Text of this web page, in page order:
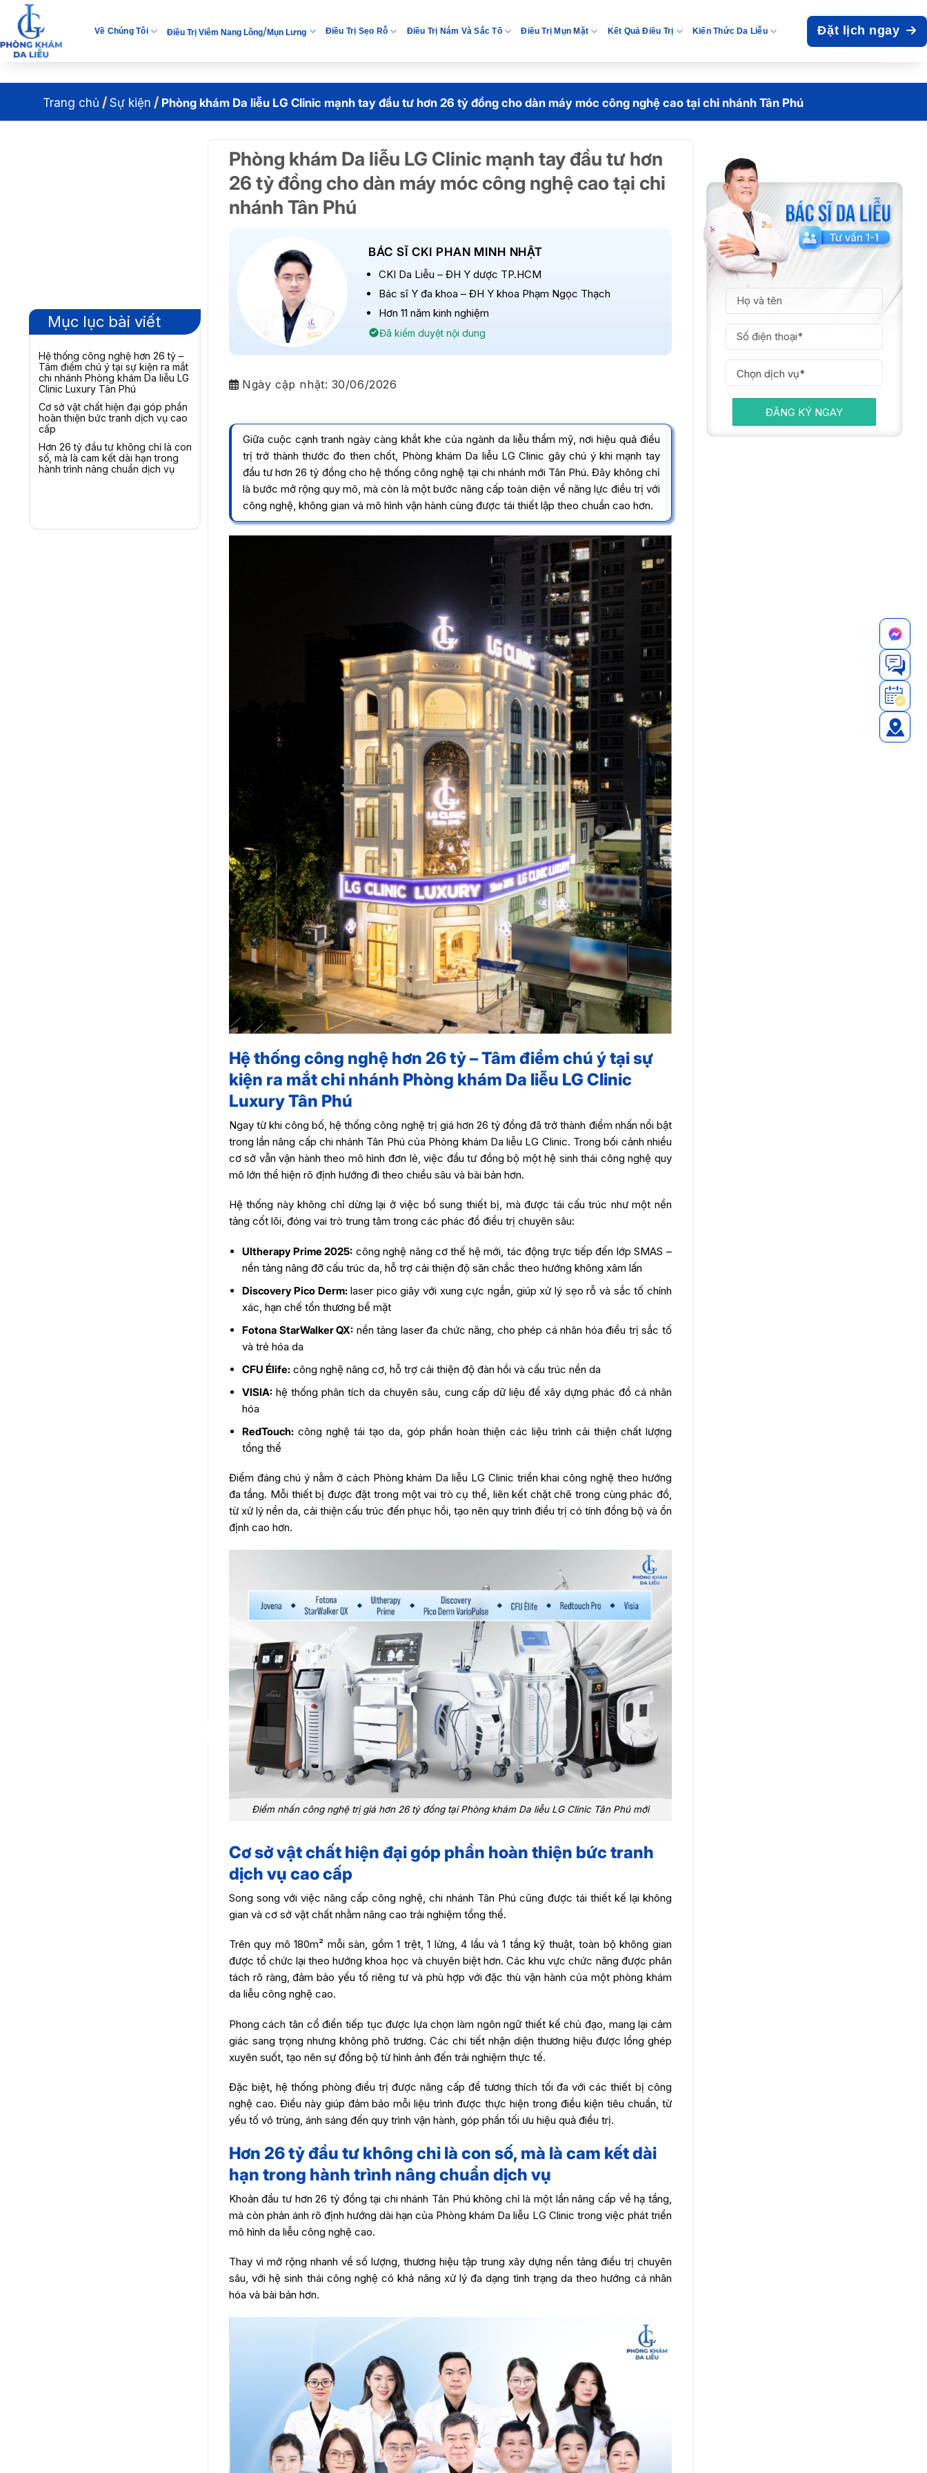
qua
nội
dung
Về Chúng Tôi Điều Trị Viêm Nang Lông/Mụn Lưng Điều Trị Sẹo Rỗ Điều Trị Nám Và Sắc Tố Điều Trị Mụn Mặt Kết Quả Điều Trị Kiến Thức Da Liễu Đặt lịch ngay
Trang chủ /Sự kiện / Phòng khám Da liễu LG Clinic mạnh tay đầu tư hơn 26 tỷ đồng cho dàn máy móc công nghệ cao tại chi nhánh Tân Phú
Mục lục bài viết
Hệ thống công nghệ hơn 26 tỷ –
Tâm điểm chú ý tại sự kiện ra mắt
chi nhánh Phòng khám Da liễu LG
Clinic Luxury Tân Phú
Cơ sở vật chất hiện đại góp phần
hoàn thiện bức tranh dịch vụ cao
cấp
Hơn 26 tỷ đầu tư không chỉ là con
số, mà là cam kết dài hạn trong
hành trình nâng chuẩn dịch vụ
Phòng khám Da liễu LG Clinic mạnh tay đầu tư hơn
26 tỷ đồng cho dàn máy móc công nghệ cao tại chi
nhánh Tân Phú
BÁC SĨ CKI PHAN MINH NHẬT
CKI Da Liễu – ĐH Y dược TP.HCM
Bác sĩ Y đa khoa – ĐH Y khoa Phạm Ngọc Thạch
Hơn 11 năm kinh nghiệm
Đã kiểm duyệt nội dung
Ngày cập nhật: 30/06/2026
Giữa cuộc cạnh tranh ngày càng khắt khe của ngành da liễu thẩm mỹ, nơi hiệu quả điều
trị trở thành thước đo then chốt, Phòng khám Da liễu LG Clinic gây chú ý khi mạnh tay
đầu tư hơn 26 tỷ đồng cho hệ thống công nghệ tại chi nhánh mới Tân Phú. Đây không chỉ
là bước mở rộng quy mô, mà còn là một bước nâng cấp toàn diện về năng lực điều trị với
công nghệ, không gian và mô hình vận hành cùng được tái thiết lập theo chuẩn cao hơn.
Hệ thống công nghệ hơn 26 tỷ – Tâm điểm chú ý tại sự
kiện ra mắt chi nhánh Phòng khám Da liễu LG Clinic
Luxury Tân Phú
Ngay từ khi công bố, hệ thống công nghệ trị giá hơn 26 tỷ đồng đã trở thành điểm nhấn nổi bật
trong lần nâng cấp chi nhánh Tân Phú của Phòng khám Da liễu LG Clinic. Trong bối cảnh nhiều
cơ sở vẫn vận hành theo mô hình đơn lẻ, việc đầu tư đồng bộ một hệ sinh thái công nghệ quy
mô lớn thể hiện rõ định hướng đi theo chiều sâu và bài bản hơn.
Hệ thống này không chỉ dừng lại ở việc bổ sung thiết bị, mà được tái cấu trúc như một nền
tảng cốt lõi, đóng vai trò trung tâm trong các phác đồ điều trị chuyên sâu:
Ultherapy Prime 2025: công nghệ nâng cơ thế hệ mới, tác động trực tiếp đến lớp SMAS –
nền tảng nâng đỡ cấu trúc da, hỗ trợ cải thiện độ săn chắc theo hướng không xâm lấn
Discovery Pico Derm:laser pico giây với xung cực ngắn, giúp xử lý sẹo rỗ và sắc tố chính
xác, hạn chế tổn thương bề mặt
Fotona StarWalker QX: nền tảng laser đa chức năng, cho phép cá nhân hóa điều trị sắc tố
và trẻ hóa da
CFU Élife: công nghệ nâng cơ, hỗ trợ cải thiện độ đàn hồi và cấu trúc nền da
VISIA: hệ thống phân tích da chuyên sâu, cung cấp dữ liệu để xây dựng phác đồ cá nhân
hóa
RedTouch: công nghệ tái tạo da, góp phần hoàn thiện các liệu trình cải thiện chất lượng
tổng thể
Điểm đáng chú ý nằm ở cách Phòng khám Da liễu LG Clinic triển khai công nghệ theo hướng
đa tầng. Mỗi thiết bị được đặt trong một vai trò cụ thể, liên kết chặt chẽ trong cùng phác đồ,
từ xử lý nền da, cải thiện cấu trúc đến phục hồi, tạo nên quy trình điều trị có tính đồng bộ và ổn
định cao hơn.
Điểm nhấn công nghệ trị giá hơn 26 tỷ đồng tại Phòng khám Da liễu LG Clinic Tân Phú mới
Cơ sở vật chất hiện đại góp phần hoàn thiện bức tranh
dịch vụ cao cấp
Song song với việc nâng cấp công nghệ, chi nhánh Tân Phú cũng được tái thiết kế lại không
gian và cơ sở vật chất nhằm nâng cao trải nghiệm tổng thể.
Trên quy mô 180m² mỗi sàn, gồm 1 trệt, 1 lửng, 4 lầu và 1 tầng kỹ thuật, toàn bộ không gian
được tổ chức lại theo hướng khoa học và chuyên biệt hơn. Các khu vực chức năng được phân
tách rõ ràng, đảm bảo yếu tố riêng tư và phù hợp với đặc thù vận hành của một phòng khám
da liễu công nghệ cao.
Phong cách tân cổ điển tiếp tục được lựa chọn làm ngôn ngữ thiết kế chủ đạo, mang lại cảm
giác sang trọng nhưng không phô trương. Các chi tiết nhận diện thương hiệu được lồng ghép
xuyên suốt, tạo nên sự đồng bộ từ hình ảnh đến trải nghiệm thực tế.
Đặc biệt, hệ thống phòng điều trị được nâng cấp để tương thích tối đa với các thiết bị công
nghệ cao. Điều này giúp đảm bảo mỗi liệu trình được thực hiện trong điều kiện tiêu chuẩn, từ
yếu tố vô trùng, ánh sáng đến quy trình vận hành, góp phần tối ưu hiệu quả điều trị.
Hơn 26 tỷ đầu tư không chỉ là con số, mà là cam kết dài
hạn trong hành trình nâng chuẩn dịch vụ
Khoản đầu tư hơn 26 tỷ đồng tại chi nhánh Tân Phú không chỉ là một lần nâng cấp về hạ tầng,
mà còn phản ánh rõ định hướng dài hạn của Phòng khám Da liễu LG Clinic trong việc phát triển
mô hình da liễu công nghệ cao.
Thay vì mở rộng nhanh về số lượng, thương hiệu tập trung xây dựng nền tảng điều trị chuyên
sâu, với hệ sinh thái công nghệ có khả năng xử lý đa dạng tình trạng da theo hướng cá nhân
hóa và bài bản hơn.
ĐĂNG KÝ NGAY